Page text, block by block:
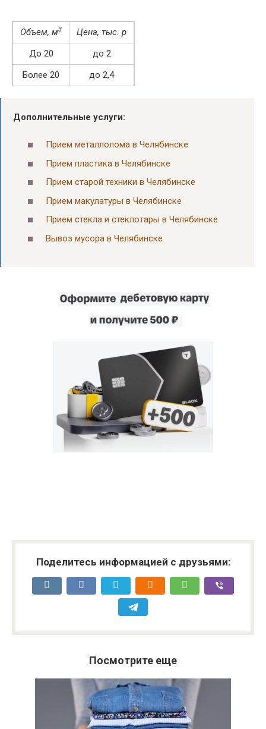
Объем, м3
Цена, тыс. р
До 20
до 2
Более 20
до 2,4
Дополнительные услуги:
Прием металлолома в Челябинске
Прием пластика в Челябинске
Прием старой техники в Челябинске
Прием макулатуры в Челябинске
Прием стекла и стеклотары в Челябинске
Вывоз мусора в Челябинске
Поделитесь информацией с друзьями:
Посмотрите еще